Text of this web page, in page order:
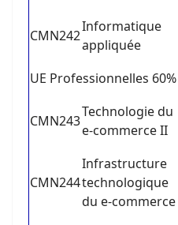
CMN242
Informatique
appliquée
UE Professionnelles
CMN243
Technologie du
e-commerce II
CMN244
Infrastructure
technologique
du e-commerce